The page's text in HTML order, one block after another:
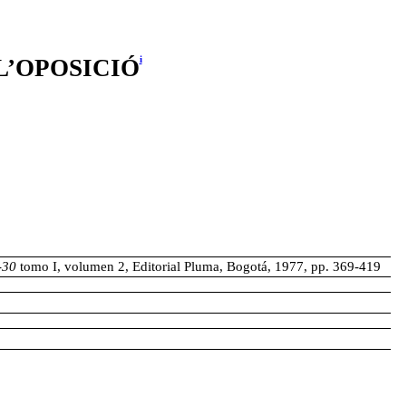
i
tomo I, volumen 2, Editorial Pluma, Bogotá, 1977, pp. 369-419